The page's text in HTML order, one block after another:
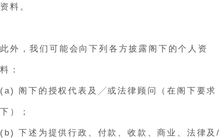
资料。
此外，我们可能会向下列各方披露阁下的个人资
料：
(a) 阁下的授权代表及╱或法律顾问（在阁下要求
下）；
(b) 下述为提供行政、付款、收款、商业、法律及/